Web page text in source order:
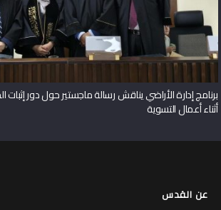
برنامج إدارة الأراضي يناقش رسالة ماجستير حول دور إثبات
أثناء أعمال التسوية
عن القدس